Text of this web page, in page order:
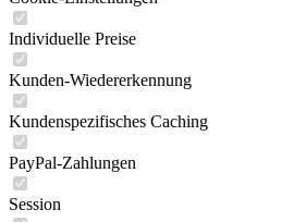
Individuelle Preise
Kunden-Wiedererkennung
Kundenspezifisches Caching
PayPal-Zahlungen
Session